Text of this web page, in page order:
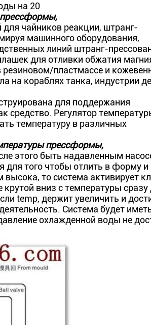
на 20
чайников реакции, штранг-
машинного оборудования,
линий штранг-
для отливки обжатия
пластмассе и
на кораблях танка, индустрии
для поддержания
средство. Регулятор
температуру в различных
прессформы,
этого быть надавленным
для того чтобы отлить в форму и
то система активирует
вниз с температуры сразу
temp, держит увеличить и
Система будет
охлажденной воды не